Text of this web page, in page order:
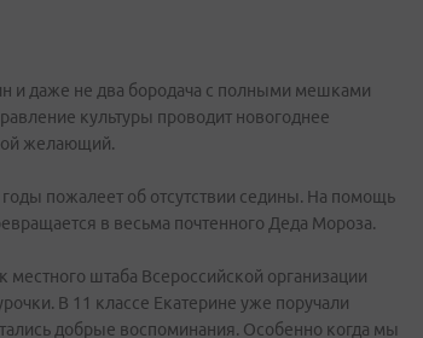
и даже не два бородача с полными мешками
культуры проводит новогоднее
желающий.
пожалеет об отсутствии седины. На помощь
в весьма почтенного Деда Мороза.
местного штаба Всероссийской организации
В 11 классе Екатерине уже поручали
добрые воспоминания. Особенно когда мы